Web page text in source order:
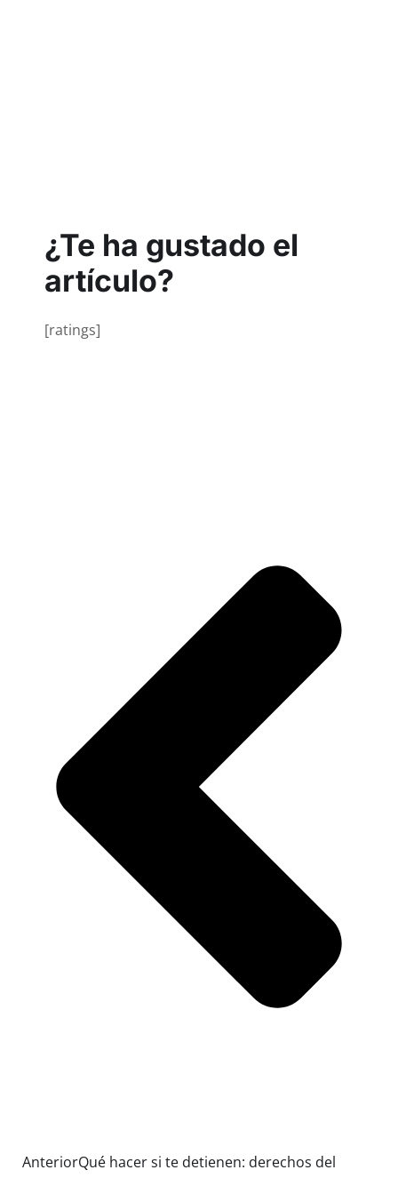
¿Te ha gustado el
artículo?
[ratings]
AnteriorQué hacer si te detienen: derechos del